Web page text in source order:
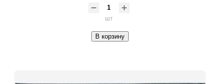
шт
В корзину